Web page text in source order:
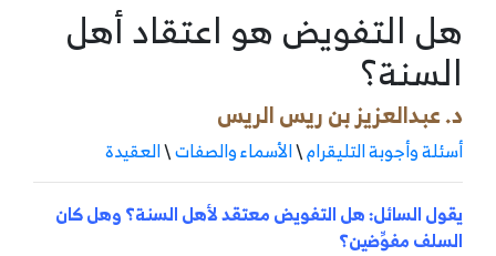
هل التفويض هو اعتقاد أهل
السنة؟
د. عبدالعزيز بن ريس الريس
أسئلة وأجوبة التليقرام\الأسماء والصفات\العقيدة
يقول السائل: هل التفويض معتقد لأهل السنة؟ وهل كان
السلف مفوِّضين؟